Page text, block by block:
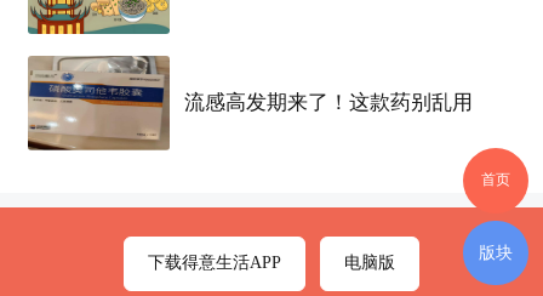
流感高发期来了！这款药别乱用
首页
版块
下载得意生活APP 电脑版